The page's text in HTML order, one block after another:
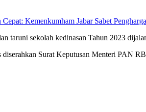
Kemenkumham Jabar Sabet
taruni sekolah kedinasan Tahun 2023
Surat Keputusan Menteri PAN